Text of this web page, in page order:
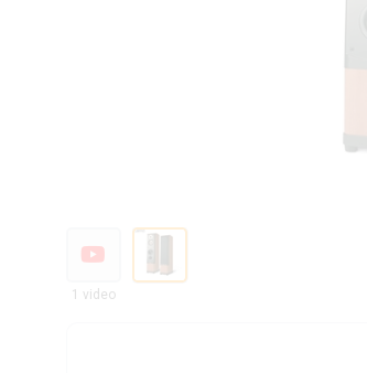
1 video